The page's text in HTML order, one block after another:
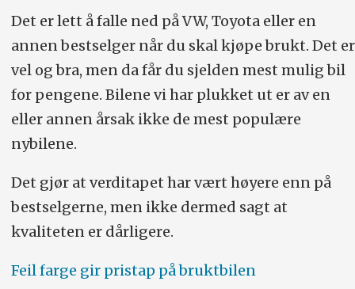
Det er lett å falle ned på VW, Toyota eller en
annen bestselger når du skal kjøpe brukt. Det er
vel og bra, men da får du sjelden mest mulig bil
for pengene. Bilene vi har plukket ut er av en
eller annen årsak ikke de mest populære
nybilene.
Det gjør at verditapet har vært høyere enn på
bestselgerne, men ikke dermed sagt at
kvaliteten er dårligere.
Feil farge gir pristap på bruktbilen